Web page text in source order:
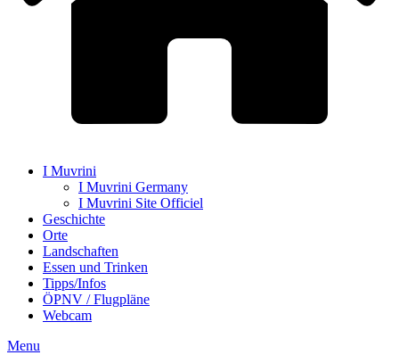
I Muvrini
I Muvrini Germany
I Muvrini Site Officiel
Geschichte
Orte
Landschaften
Essen und Trinken
Tipps/Infos
ÖPNV / Flugpläne
Webcam
Menu